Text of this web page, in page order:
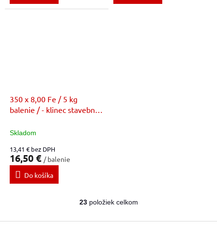
350 x 8,00 Fe / 5 kg
balenie / - klinec stavebný
Skladom
13,41 € bez DPH
16,50 € / balenie
Do košíka
O
l
23položiek celkom
Z